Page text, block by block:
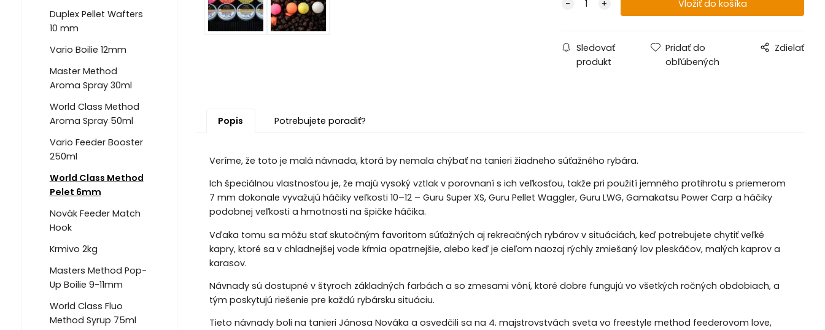
Duplex Pellet Wafters
10 mm
Vario Boilie 12mm
Master Method
Aroma Spray 30ml
World Class Method
Aroma Spray 50ml
Vario Feeder Booster
250ml
World Class Method
Pelet 6mm
Novák Feeder Match
Hook
Krmivo 2kg
Masters Method Pop-
Up Boilie 9-11mm
World Class Fluo
Method Syrup 75ml
Sledovať
produkt
Pridať do
obľúbených
Zdielať
Popis Potrebujete poradiť?
Veríme, že toto je malá návnada, ktorá by nemala chýbať na tanieri žiadneho súťažného rybára.
Ich špeciálnou vlastnosťou je, že majú vysoký vztlak v porovnaní s ich veľkosťou, takže pri použití jemného protihrotu s priemerom
7 mm dokonale vyvažujú háčiky veľkosti 10–12 – Guru Super XS, Guru Pellet Waggler, Guru LWG, Gamakatsu Power Carp a háčiky
podobnej veľkosti a hmotnosti na špičke háčika.
Vďaka tomu sa môžu stať skutočným favoritom súťažných aj rekreačných rybárov v situáciách, keď potrebujete chytiť veľké
kapry, ktoré sa v chladnejšej vode kŕmia opatrnejšie, alebo keď je cieľom naozaj rýchly zmiešaný lov pleskáčov, malých kaprov a
karasov.
Návnady sú dostupné v štyroch základných farbách a so zmesami vôní, ktoré dobre fungujú vo všetkých ročných obdobiach, a
tým poskytujú riešenie pre každú rybársku situáciu.
Tieto návnady boli na tanieri Jánosa Nováka a osvedčili sa na 4. majstrovstvách sveta vo freestyle method feederovom love,